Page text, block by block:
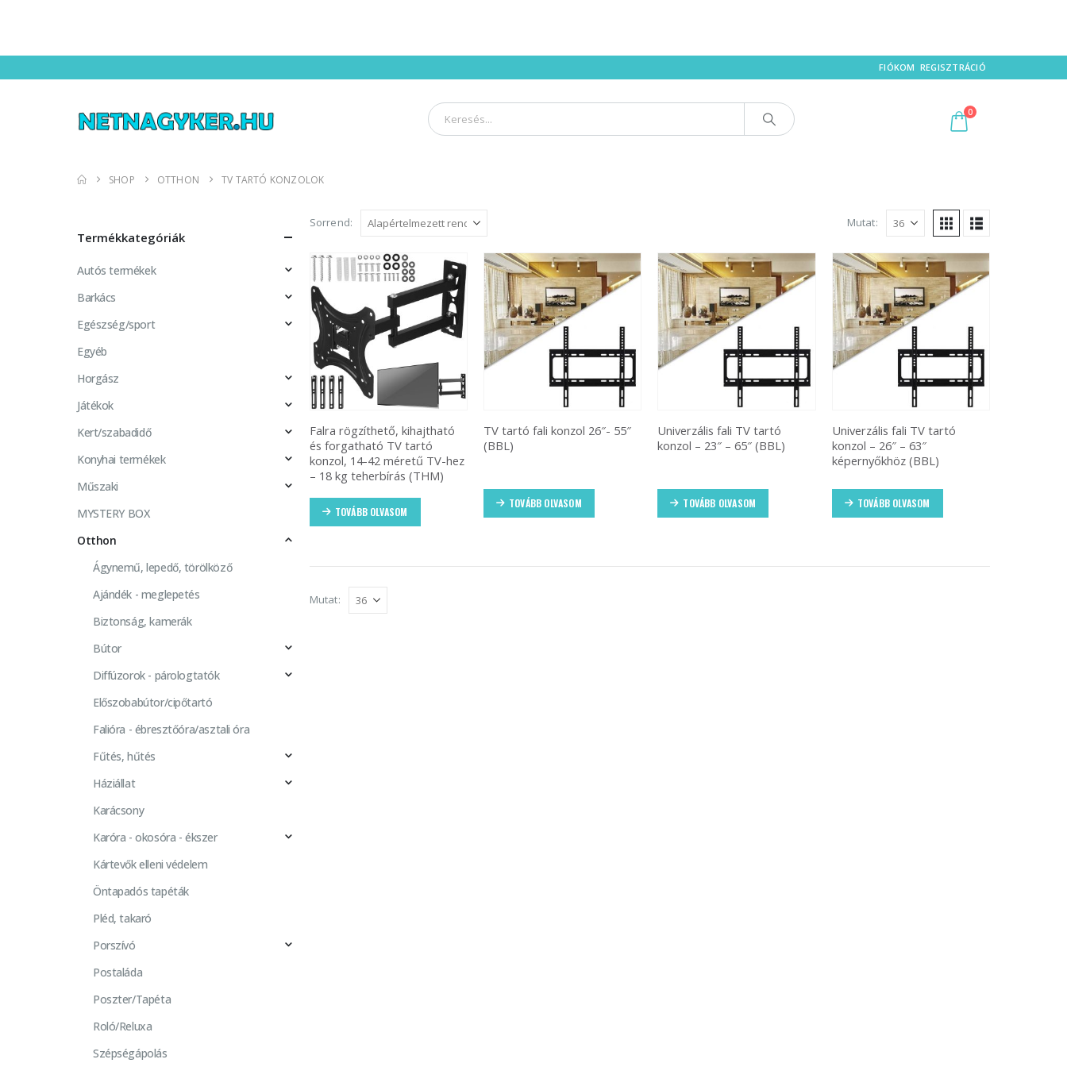
FIÓKOM REGISZTRÁCIÓ
0
SHOP OTTHON TV TARTÓ KONZOLOK
Sorrend: Mutat:
Falra rögzíthető, kihajtható
és forgatható TV tartó
konzol, 14-42 méretű TV-hez
– 18 kg teherbírás (THM)
TOVÁBB OLVASOM
TV tartó fali konzol 26″- 55″
(BBL)
TOVÁBB OLVASOM
Univerzális fali TV tartó
konzol – 23″ – 65″ (BBL)
TOVÁBB OLVASOM
Univerzális fali TV tartó
konzol – 26″ – 63″
képernyőkhöz (BBL)
TOVÁBB OLVASOM
Mutat:
Termékkategóriák
Autós termékek
Barkács
Egészség/sport
Egyéb
Horgász
Játékok
Kert/szabadidő
Konyhai termékek
Műszaki
MYSTERY BOX
Otthon
Ágynemű, lepedő, törölköző
Ajándék - meglepetés
Biztonság, kamerák
Bútor
Diffúzorok - párologtatók
Előszobabútor/cipőtartó
Falióra - ébresztőóra/asztali óra
Fűtés, hűtés
Háziállat
Karácsony
Karóra - okosóra - ékszer
Kártevők elleni védelem
Öntapadós tapéták
Pléd, takaró
Porszívó
Postaláda
Poszter/Tapéta
Roló/Reluxa
Szépségápolás